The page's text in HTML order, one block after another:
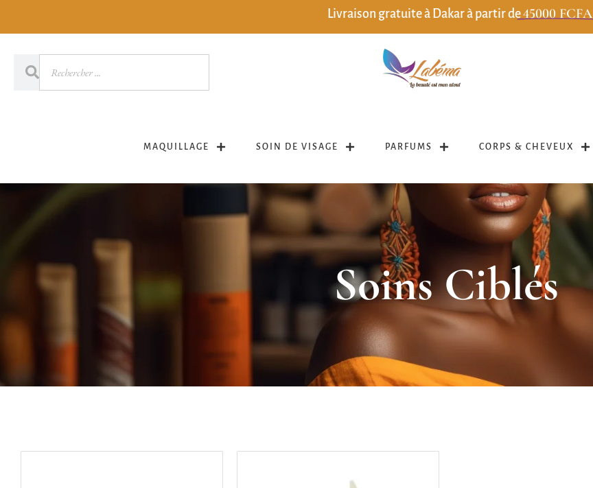
Livraison gratuite à Dakar à partir de45000 FCFA
MAQUILLAGE SOIN DE VISAGE PARFUMS CORPS & CHEVEUX
Soins Ciblés